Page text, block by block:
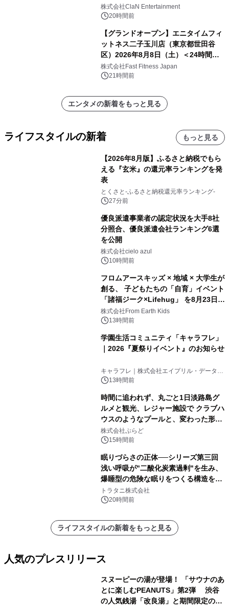
開催決定！！
株式会社ClaN Entertainment
20時間前
【グランドオープン】エニタイムフィ
ットネス二子玉川店（東京都世田谷
区）2026年8月8日（土）＜24時間年
中無休のフィットネスジム＞
株式会社Fast Fitness Japan
21時間前
エンタメの新着をもっと見る
ライフスタイルの新着 もっと見る
【2026年8月版】ふるさと納税でもら
える『玄米』の還元率ランキングを発
表
とくさと-ふるさと納税還元率ランキング-
27分前
優良派遣事業者の認定状況を大手8社
分照合、優良派遣会社ランキング6選
を公開
株式会社cielo azul
10時間前
フロムアースキッズ × 地域 × 大学生が
創る、 子どもたちの「自育」イベント
「諸福ジーク×Lifehug」 を8月23日
(日)開催
株式会社From Earth Kids
13時間前
学園生活コミュニティ「キャラフレ」
｜2026『夏祭りイベント』のお知らせ
キャラフレ｜株式会社エイプリル・データ・
デザインズ
13時間前
時間に追われず、丸ごと1日淡路島グ
ルメと観光、レジャー施設で クラブハ
ウスのようなプールと、変わった形の
サウナも 「THE BOXY AWAJI」のお
得な素泊まり連泊プランで
株式会社ぷらど
15時間前
眠りづらさの正体──シリーズ第三回
浅い呼吸が"二酸化炭素過剰"を生み、
爆睡型の危険な眠りをつくる構造を解
説
トラタニ株式会社
20時間前
ライフスタイルの新着をもっと見る
人気のプレスリリース
スヌーピーの湯が登場！ 「サウナのあ
とに楽しむPEANUTS」第2弾 渋谷
の人気銭湯「改良湯」と期間限定のコ